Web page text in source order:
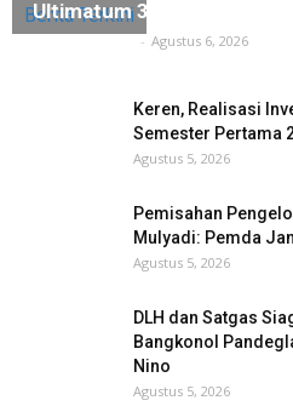
Berita Terkini
Ultimatum 3×24 Jam Harus
- Agustus 6, 2026
Keren, Realisasi
Semester Pertama
Agustus 5, 2026
Pemisahan
Mulyadi: Pemda
Agustus 5, 2026
DLH dan Satgas
Bangkonol
Nino
Agustus 5, 2026